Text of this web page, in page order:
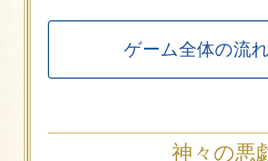
ゲーム全体の流
神々の悪